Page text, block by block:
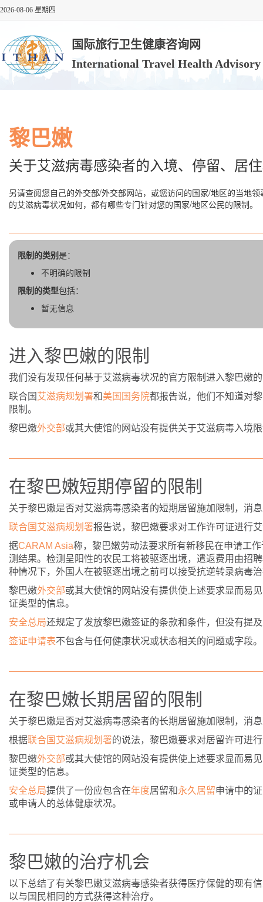
2026-08-06 星期四
国际旅行卫生健康咨询网
International Travel Health
黎巴嫩
关于艾滋病毒感染者的入境、停留、居
另请查阅您自己的外交部/外交部网站，或您访问的国家/地区的当地
的艾滋病毒状况如何，都有哪些专门针对您的国家/地区公民的限制。
限制的类别是：
不明确的限制
限制的类型包括：
暂无信息
进入黎巴嫩的限制
我们没有发现任何基于艾滋病毒状况的官方限制进入黎巴嫩
联合国 艾滋病规划署和美国国务院都报告说，他们不知道对
限制。
黎巴嫩外交部或其大使馆的网站没有提供关于艾滋病毒入境
在黎巴嫩短期停留的限制
关于黎巴嫩是否对艾滋病毒感染者的短期居留施加限制，消
联合国艾滋病规划署报告说，黎巴嫩要求对工作许可证进行
据­CARAM Asia称，黎巴嫩劳动法要求所有新移民在申请工
测结果。检测呈阳性的农民工将被驱逐出境，遣返费用由招
种情况下，外国人在被驱逐出境之前可以接受抗逆转录病毒
黎巴嫩外交部或其大使馆的网站没有提供使上述要求显而易
证类型的信息。
安全总局还规定了发放黎巴嫩签证的条款和条件，但没有提
签证申请表不包含与任何健康状况或状态相关的问题或字段。
在黎巴嫩长期居留的限制
关于黎巴嫩是否对艾滋病毒感染者的长期居留施加限制，消
根据联合国艾滋病规划署的说法，黎巴嫩要求对居留许可进
黎巴嫩外交部或其大使馆的网站没有提供使上述要求显而易
证类型的信息。
安全总局提供了一份应包含在年度居留和永久居留申请中的
或申请人的总体健康状况。
黎巴嫩的治疗机会
以下总结了有关黎巴嫩艾滋病毒感染者获得医疗保健的现有
以与国民相同的方式获得这种治疗。